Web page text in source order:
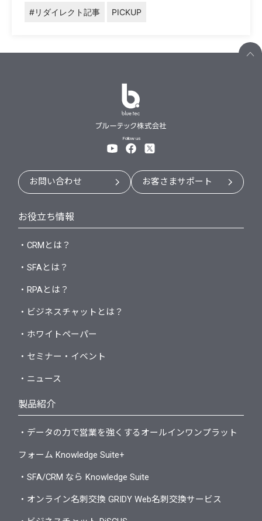
#リダイレクト記事 PICKUP
Follow us
お問い合わせ お客さまサポート
お役立ち情報
・CRMとは？
・SFAとは？
・RPAとは？
・ビジネスチャットとは？
・ホワイトペーパー
・セミナー・イベント
・ニュース
製品紹介
・データの力で営業を強くするオールインワンプラット
フォーム Knowledge Suite+
・SFA/CRM なら Knowledge Suite
・オンライン名刺交換 GRIDY Web名刺交換サービス